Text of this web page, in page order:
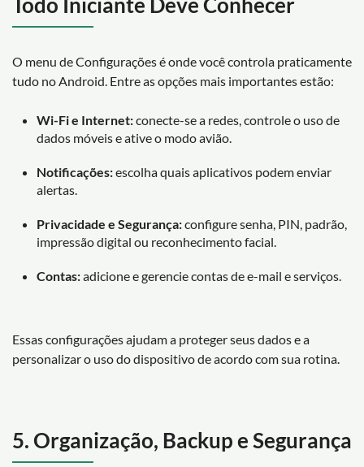
Todo Iniciante Deve Conhecer
O menu de Configurações é onde você controla praticamente
tudo no Android. Entre as opções mais importantes estão:
Wi-Fi e Internet:conecte-se a redes, controle o uso de
dados móveis e ative o modo avião.
Notificações:escolha quais aplicativos podem enviar
alertas.
Privacidade e Segurança:configure senha, PIN, padrão,
impressão digital ou reconhecimento facial.
Contas:adicione e gerencie contas de e-mail e serviços.
Essas configurações ajudam a proteger seus dados e a
personalizar o uso do dispositivo de acordo com sua rotina.
5. Organização, Backup e Segurança